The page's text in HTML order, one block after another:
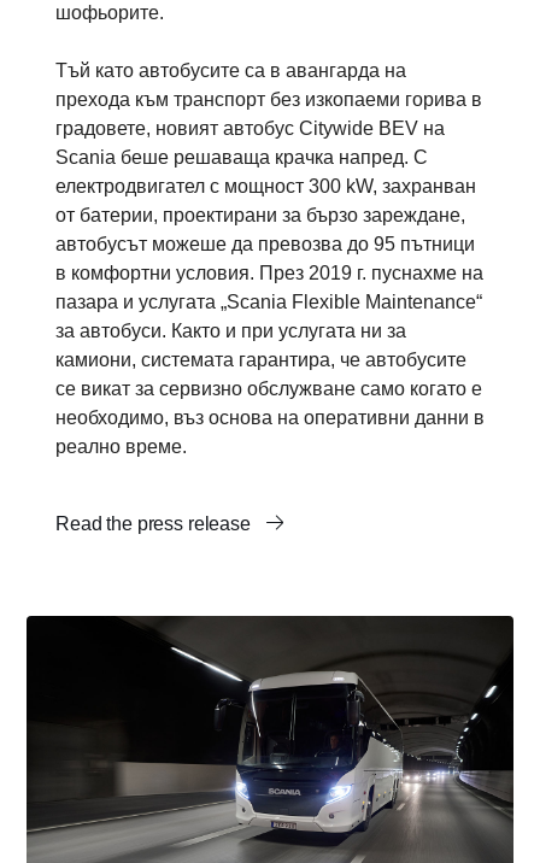
шофьорите.
Тъй като автобусите са в авангарда на
прехода към транспорт без изкопаеми горива в
градовете, новият автобус Citywide BEV на
Scania беше решаваща крачка напред. С
електродвигател с мощност 300 kW, захранван
от батерии, проектирани за бързо зареждане,
автобусът можеше да превозва до 95 пътници
в комфортни условия. През 2019 г. пуснахме на
пазара и услугата „Scania Flexible Maintenance“
за автобуси. Както и при услугата ни за
камиони, системата гарантира, че автобусите
се викат за сервизно обслужване само когато е
необходимо, въз основа на оперативни данни в
реално време.
Read the press release